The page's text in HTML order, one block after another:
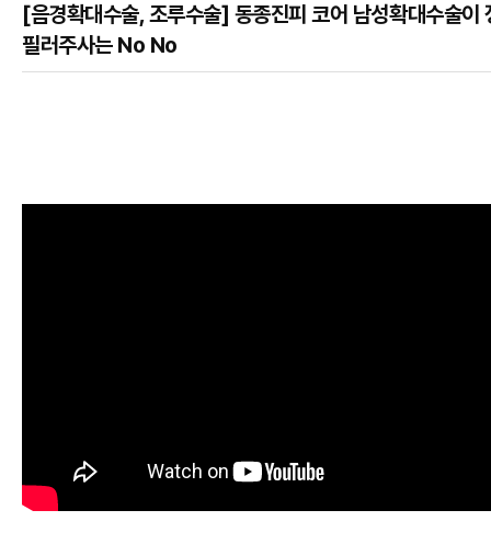
[음경확대수술, 조루수술] 동종진피 코어 남성확대수술이
필러주사는 No No
본문